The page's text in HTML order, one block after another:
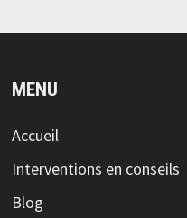
MENU
Accueil
Interventions en conseils
Blog